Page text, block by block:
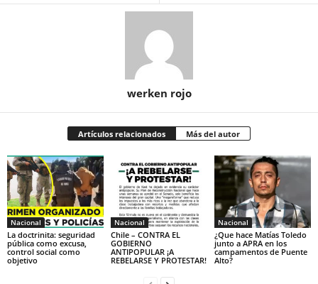
werken rojo
Artículos relacionados Más del autor
Nacional
La doctrinita: seguridad
pública como excusa,
control social como
objetivo
Nacional
Chile – CONTRA EL
GOBIERNO
ANTIPOPULAR ¡A
REBELARSE Y PROTESTAR!
Nacional
¿Que hace Matías Toledo
junto a APRA en los
campamentos de Puente
Alto?